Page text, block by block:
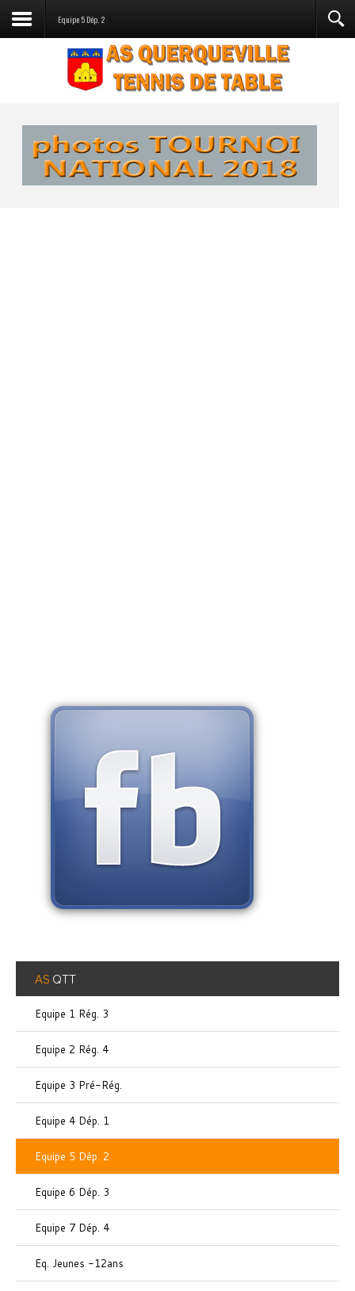
Equipe 5 Dép. 2
AS QTT
Equipe 1 Rég. 3
Equipe 2 Rég. 4
Equipe 3 Pré-Rég.
Equipe 4 Dép. 1
Equipe 5 Dép. 2
Equipe 6 Dép. 3
Equipe 7 Dép. 4
Eq. Jeunes -12ans